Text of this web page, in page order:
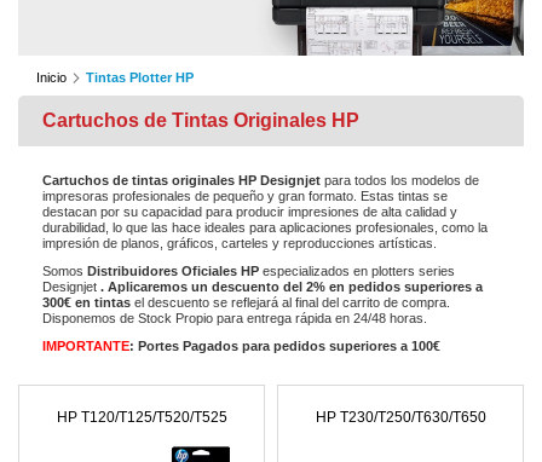
Inicio Tintas Plotter HP
Cartuchos de Tintas Originales HP
Cartuchos de tintas originales HP Designjet para todos los modelos de
impresoras profesionales de pequeño y gran formato. Estas tintas se
destacan por su capacidad para producir impresiones de alta calidad y
durabilidad, lo que las hace ideales para aplicaciones profesionales, como la
impresión de planos, gráficos, carteles y reproducciones artísticas.
Somos Distribuidores Oficiales HP especializados en plotters series
Designjet . Aplicaremos un descuento del 2% en pedidos superiores a
300€ en tintas el descuento se reflejará al final del carrito de compra.
Disponemos de Stock Propio para entrega rápida en 24/48 horas.
IMPORTANTE: Portes Pagados para pedidos superiores a 100€
HP T120/T125/T520/T525 HP T230/T250/T630/T650